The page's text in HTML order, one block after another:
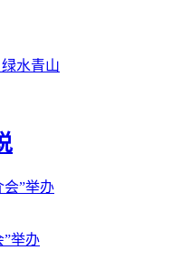
水青山
”举办